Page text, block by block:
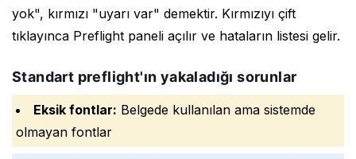
yok", kırmızı "uyarı var" demektir. Kırmızıyı çift
tıklayınca Preflight paneli açılır ve hataların listesi gelir.
Standart preflight'ın yakaladığı sorunlar
Eksik fontlar: Belgede kullanılan ama sistemde
olmayan fontlar